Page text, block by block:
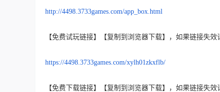
http://4498.3733games.com/app_box.html
【免费试玩链接】【复制到浏览器下载】，如果链接失效
https://4498.3733games.com/xylh01zkxflb/
【免费下载链接】【复制到浏览器下载】，如果链接失效